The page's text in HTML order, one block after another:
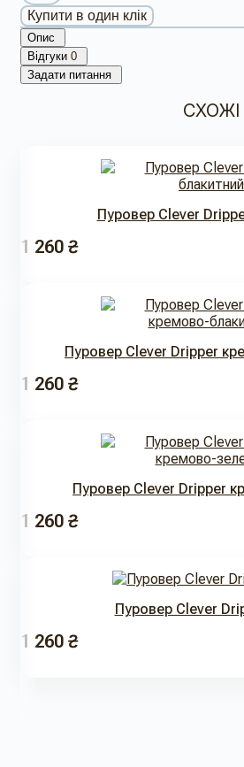
Купити в один клік
Опис
Відгуки 0
Задати питання
СХОЖІ
Пуровер Clever
1 260 ₴
Пуровер Clever Dripper
1 260 ₴
Пуровер Clever Dripper
1 260 ₴
Пуровер Clever
1 260 ₴